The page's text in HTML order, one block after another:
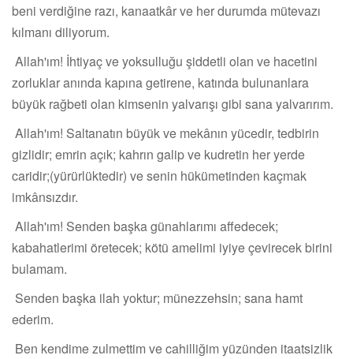
beni verdiğine razı, kanaatkâr ve her durumda mütevazı
kılmanı diliyorum.
Allah'ım! İhtiyaç ve yoksulluğu şiddetli olan ve hacetini
zorluklar anında kapına getirene, katında bulunanlara
büyük rağbeti olan kimsenin yalvarışı gibi sana yalvarırım.
Allah'ım! Saltanatın büyük ve mekânın yücedir, tedbirin
gizlidir; emrin açık; kahrın galip ve kudretin her yerde
caridir;(yürürlüktedir) ve senin hükümetinden kaçmak
imkânsızdır.
Allah'ım! Senden başka günahlarımı affedecek;
kabahatlerimi öretecek; kötü amelimi iyiye çevirecek birini
bulamam.
Senden başka ilah yoktur; münezzehsin; sana hamt
ederim.
Ben kendime zulmettim ve cahilliğim yüzünden itaatsizlik